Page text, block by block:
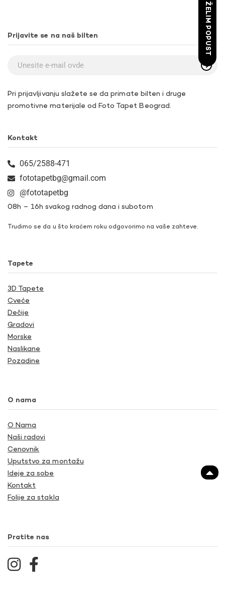
Prijavite se na naš bilten
Pri prijavljivanju slažete se da primate bilten i druge
promotivne materijale od Foto Tapet Beograd.
Kontakt
065/2588-471
fototapetbg@gmail.com
@fototapetbg
08h – 16h svakog radnog dana i subotom
Trudimo se da u što kraćem roku odgovorimo na vaše zahteve.
Tapete
3D Tapete
Cveće
Dečije
Gradovi
Morske
Naslikane
Pozadine
O nama
O Nama
Naši radovi
Cenovnik
Uputstvo za montažu
Ideje za sobe
Kontakt
Folije za stakla
Pratite nas
ŽELIM POPUST